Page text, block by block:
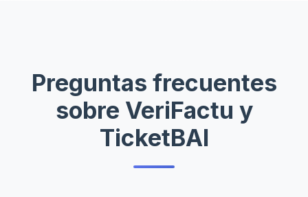
Preguntas frecuentes
sobre VeriFactu y
TicketBAI